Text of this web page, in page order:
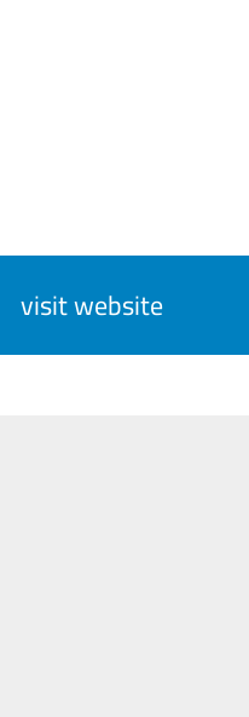
visit website